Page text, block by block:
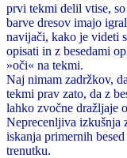
prvi tekmi delil vtise,
barve dresov imajo
navijači, kako je videti
opisati in z besedami
»oči« na tekmi.
Naj nimam zadržkov,
tekmi prav zato, da z
lahko zvočne dražljaje
Neprecenljiva izkušnja
iskanja primernih
trenutku.